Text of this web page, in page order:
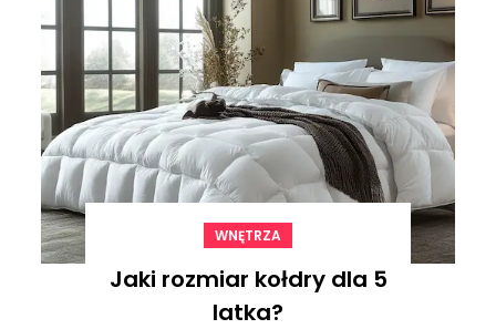
WNĘTRZA
Jaki rozmiar kołdry dla 5
latka?